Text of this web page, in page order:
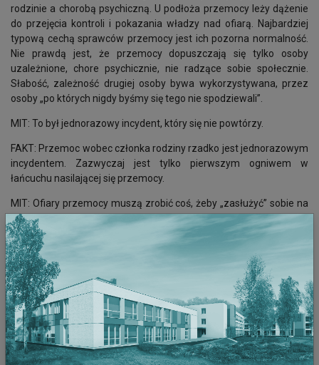
rodzinie a chorobą psychiczną. U podłoża przemocy leży dążenie
do przejęcia kontroli i pokazania władzy nad ofiarą. Najbardziej
typową cechą sprawców przemocy jest ich pozorna normalność.
Nie prawdą jest, że przemocy dopuszczają się tylko osoby
uzależnione, chore psychicznie, nie radzące sobie społecznie.
Słabość, zależność drugiej osoby bywa wykorzystywana, przez
osoby „po których nigdy byśmy się tego nie spodziewali”.
MIT: To był jednorazowy incydent, który się nie powtórzy.
FAKT: Przemoc wobec członka rodziny rzadko jest jednorazowym
incydentem. Zazwyczaj jest tylko pierwszym ogniwem w
łańcuchu nasilającej się przemocy.
MIT: Ofiary przemocy muszą zrobić coś, żeby „zasłużyć” sobie na
przemoc.
FAKT: Nikt nie zasługuje na zniewagi i bicie. Wielu sprawców
przemocy stawia swoim ofiarom absurdalne wymagania i
oczekuje od nich rzeczy niewykonalnych. Dla sprawcy każdy
pretekst jest dobry.
MIT: Proszenie dzieci o pieniądze, występowanie o alimenty jest
poniżające.
FAKT: Obowiązek alimentacyjny dotyczy dorosłych dzieci
rodziców, którzy znaleźli się w trudnej sytuacji życiowej. Instytucje